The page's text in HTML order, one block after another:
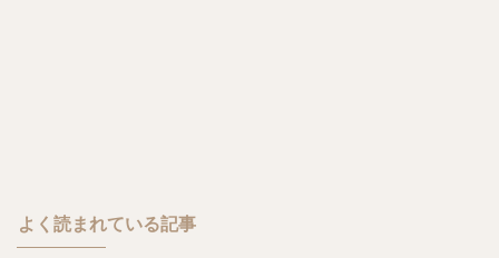
よく読まれている記事